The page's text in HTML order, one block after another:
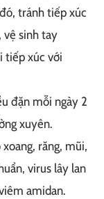
tránh tiếp xúc
vệ sinh tay
tiếp xúc với
đặn mỗi ngày 2
xuyên.
răng, mũi,
virus lây lan
amidan.